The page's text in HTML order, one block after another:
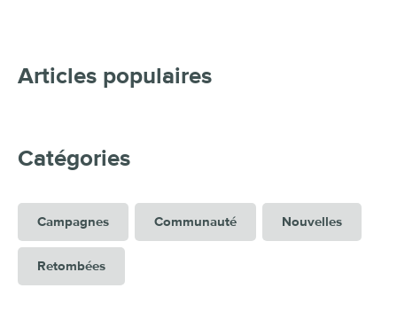
Articles populaires
Catégories
Campagnes Communauté Nouvelles
Retombées